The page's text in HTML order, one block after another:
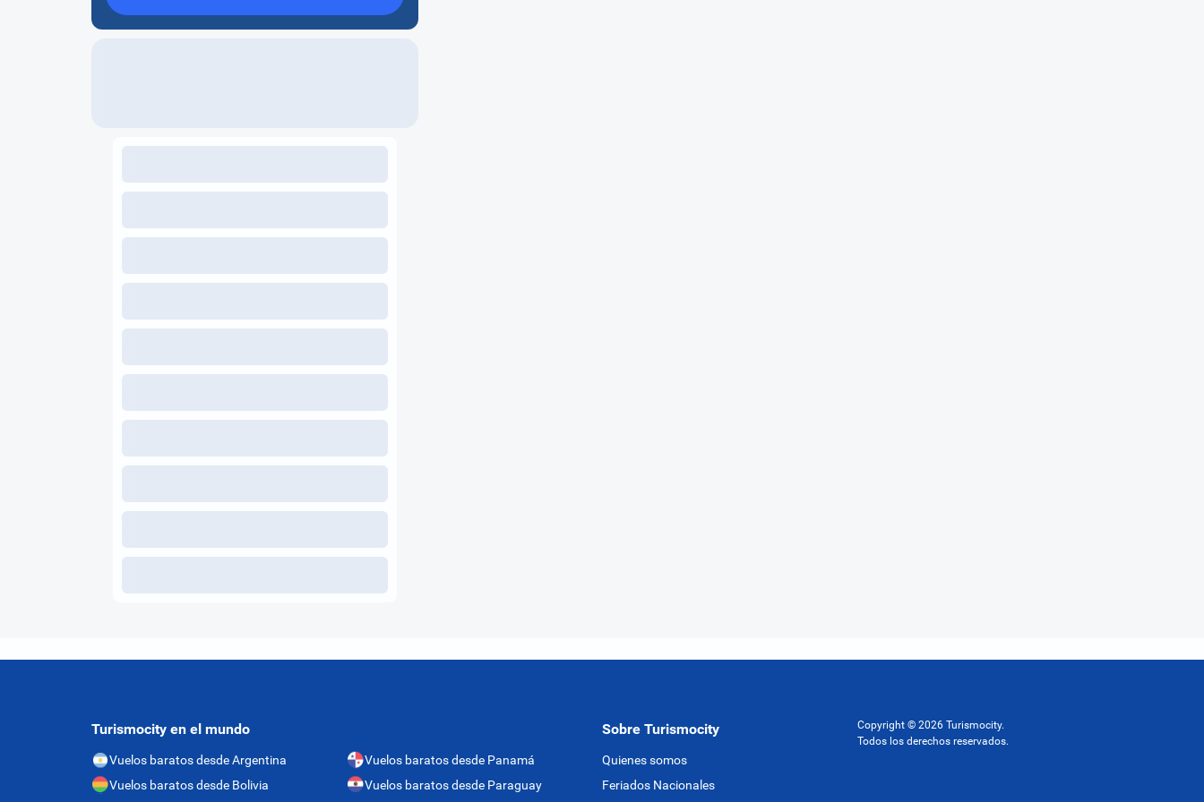
Turismocity en el mundo
Vuelos baratos desde Argentina
Vuelos baratos desde Bolivia
Vuelos baratos desde Panamá
Vuelos baratos desde Paraguay
Sobre Turismocity
Quienes somos
Feriados Nacionales
Copyright © 2026 Turismocity.
Todos los derechos reservados.